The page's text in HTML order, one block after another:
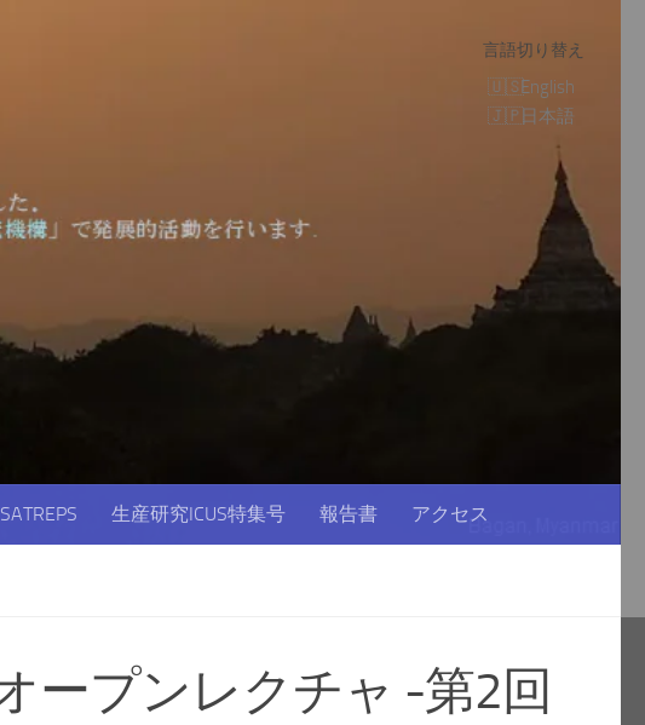
言語切り替え
English
日本語
生産研究ICUS特集号 報告書 アクセス
ープンレクチャ -第2回